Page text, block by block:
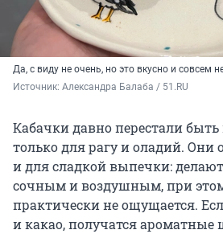
Да, с виду не очень, но это вкусно и совсем
Источник: Александра Балаба / 51.RU
Кабачки давно перестали
только для рагу и оладий. Они
и для сладкой выпечки:
сочным и воздушным, при
практически не ощущается.
и какао, получатся